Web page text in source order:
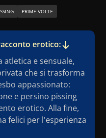
PRIME VOLTE
erotico:
atletica e sensuale,
che si trasforma
appassionato:
e persino pissing
erotico. Alla fine,
felici per l'esperienza